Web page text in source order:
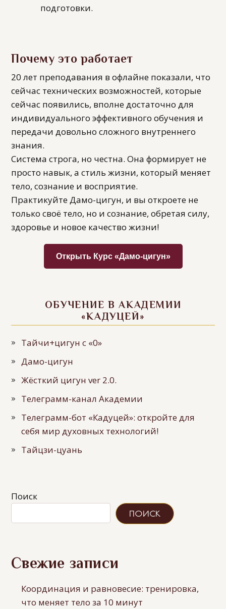
подготовки.
Почему это работает
20 лет преподавания в офлайне показали, что
сейчас технических возможностей, которые
сейчас появились, вполне достаточно для
индивидуального эффективного обучения и
передачи довольно сложного внутреннего
знания.
Система строга, но честна. Она формирует не
просто навык, а стиль жизни, который меняет
тело, сознание и восприятие.
Практикуйте Дамо-цигун, и вы откроете не
только своё тело, но и сознание, обретая силу,
здоровье и новое качество жизни!
Открыть Курс «Дамо-цигун»
ОБУЧЕНИЕ В АКАДЕМИИ
«КАДУЦЕЙ»
Тайчи+цигун с «0»
Дамо-цигун
Жёсткий цигун ver 2.0.
Телеграмм-канал Академии
Телеграмм-бот «Кадуцей»: откройте для
себя мир духовных технологий!
Тайцзи-цуань
Поиск
ПОИСК
Свежие записи
Координация и равновесие: тренировка,
что меняет тело за 10 минут